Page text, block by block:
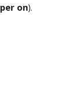
per on).